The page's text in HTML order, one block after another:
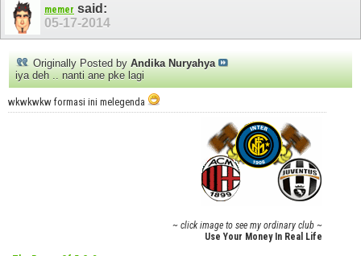
memer said:
05-17-2014
Originally Posted by Andika Nuryahya
iya deh .. nanti ane pke lagi
wkwkwkw formasi ini melegenda
~ click image to see my ordinary club ~
Use Your Money In Real Life